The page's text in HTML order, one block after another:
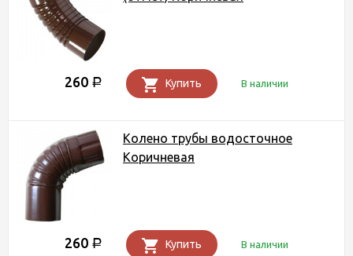
260 Р Купить В наличии
Колено трубы водосточное
Коричневая
260 Р Купить В наличии